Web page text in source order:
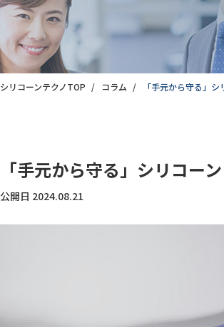
シリコーンテクノTOP コラム 「手元から守る」
「手元から守る」シリコー
公開日 2024.08.21